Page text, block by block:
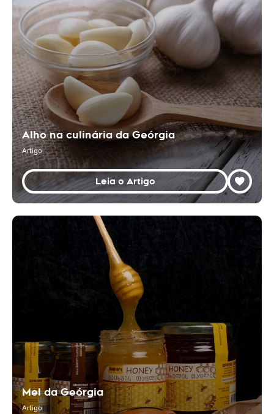
Alho na culinária da Geórgia
Artigo
Leia o Artigo
Mel da Geórgia
Artigo